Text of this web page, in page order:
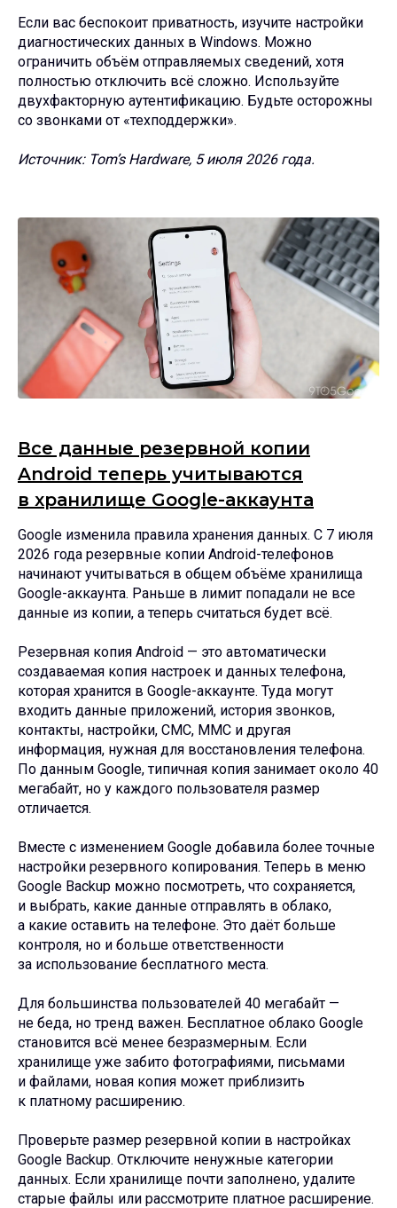
Если вас беспокоит приватность, изучите настройки
диагностических данных в Windows. Можно
ограничить объём отправляемых сведений, хотя
полностью отключить всё сложно. Используйте
двухфакторную аутентификацию. Будьте осторожны
со звонками от «техподдержки».
Источник: Tom’s Hardware, 5 июля 2026 года.
Все данные резервной копии
Android теперь учитываются
в хранилище Google-аккаунта
Google изменила правила хранения данных. С 7 июля
2026 года резервные копии Android-телефонов
начинают учитываться в общем объёме хранилища
Google-аккаунта. Раньше в лимит попадали не все
данные из копии, а теперь считаться будет всё.
Резервная копия Android — это автоматически
создаваемая копия настроек и данных телефона,
которая хранится в Google-аккаунте. Туда могут
входить данные приложений, история звонков,
контакты, настройки, СМС, ММС и другая
информация, нужная для восстановления телефона.
По данным Google, типичная копия занимает около 40
мегабайт, но у каждого пользователя размер
отличается.
Вместе с изменением Google добавила более точные
настройки резервного копирования. Теперь в меню
Google Backup можно посмотреть, что сохраняется,
и выбрать, какие данные отправлять в облако,
а какие оставить на телефоне. Это даёт больше
контроля, но и больше ответственности
за использование бесплатного места.
Для большинства пользователей 40 мегабайт —
не беда, но тренд важен. Бесплатное облако Google
становится всё менее безразмерным. Если
хранилище уже забито фотографиями, письмами
и файлами, новая копия может приблизить
к платному расширению.
Проверьте размер резервной копии в настройках
Google Backup. Отключите ненужные категории
данных. Если хранилище почти заполнено, удалите
старые файлы или рассмотрите платное расширение.